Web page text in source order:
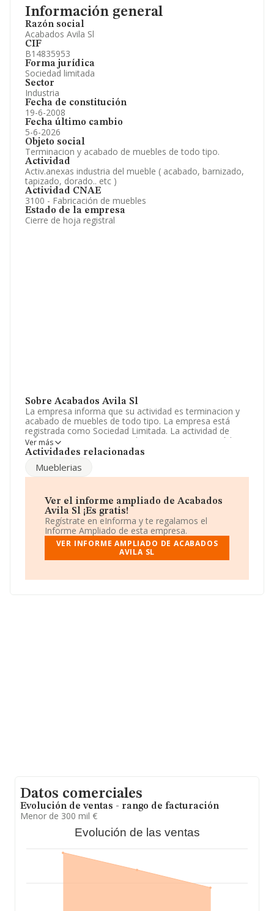
Información general
Razón social
Acabados Avila Sl
CIF
B14835953
Forma jurídica
Sociedad limitada
Sector
Industria
Fecha de constitución
19-6-2008
Fecha último cambio
5-6-2026
Objeto social
Terminacion y acabado de muebles de todo tipo.
Actividad
Activ.anexas industria del mueble ( acabado, barnizado,
tapizado, dorado.. etc )
Actividad CNAE
3100 - Fabricación de muebles
Estado de la empresa
Cierre de hoja registral
Sobre Acabados Avila Sl
La empresa informa que su actividad es terminacion y
acabado de muebles de todo tipo. La empresa está
registrada como Sociedad Limitada. La actividad de
referencia CNAE corresponde a '%cnae%', cuyo Código
es 3100. La compañía no tiene actividad en mercados
Ha habido un descenso en cuanto al número de
INFORMA, ese número ha estado por encima de la
media de sector.
Para más información es posible contactar a través del
teléfono 957846471.
La empresaAcabados Avila S.L, NIF B14835953, está
el municipio de Lucena, en Córdoba, Andalucía.
Ver más
Actividades relacionadas
Mueblerias
Ver el informe ampliado de Acabados
Avila Sl ¡Es gratis!
Regístrate en eInforma y te regalamos el
Informe Ampliado de esta empresa.
VER INFORME AMPLIADO DE ACABADOS
AVILA SL
Información oficial y registral complementaria.
Datos comerciales
Evolución de ventas - rango de facturación
Menor de 300 mil €
Evolución de las ventas